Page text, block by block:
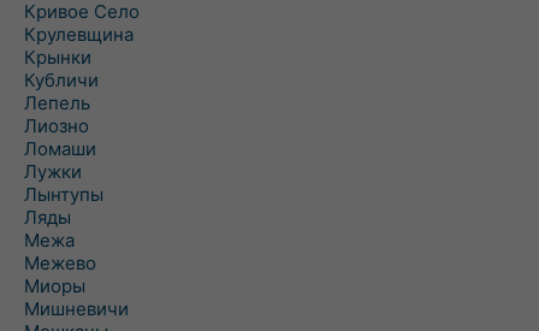
Кривое Село
Крулевщина
Крынки
Кубличи
Лепель
Лиозно
Ломаши
Лужки
Лынтупы
Ляды
Межа
Межево
Миоры
Мишневичи